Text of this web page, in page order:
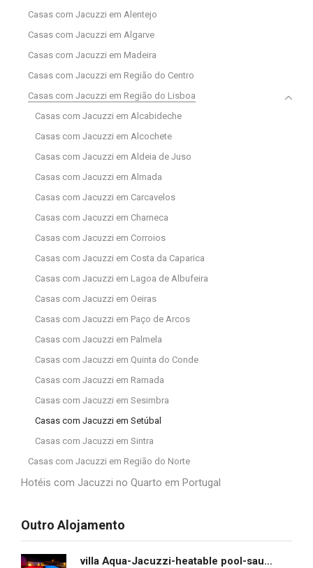
Casas com Jacuzzi em Alentejo
Casas com Jacuzzi em Algarve
Casas com Jacuzzi em Madeira
Casas com Jacuzzi em Região do Centro
Casas com Jacuzzi em Região do Lisboa
Casas com Jacuzzi em Alcabideche
Casas com Jacuzzi em Alcochete
Casas com Jacuzzi em Aldeia de Juso
Casas com Jacuzzi em Almada
Casas com Jacuzzi em Carcavelos
Casas com Jacuzzi em Charneca
Casas com Jacuzzi em Corroios
Casas com Jacuzzi em Costa da Caparica
Casas com Jacuzzi em Lagoa de Albufeira
Casas com Jacuzzi em Oeiras
Casas com Jacuzzi em Paço de Arcos
Casas com Jacuzzi em Palmela
Casas com Jacuzzi em Quinta do Conde
Casas com Jacuzzi em Ramada
Casas com Jacuzzi em Sesimbra
Casas com Jacuzzi em Setúbal
Casas com Jacuzzi em Sintra
Casas com Jacuzzi em Região do Norte
Hotéis com Jacuzzi no Quarto em Portugal
Outro Alojamento
villa Aqua-Jacuzzi-heatable pool-sauna-gym-snooker